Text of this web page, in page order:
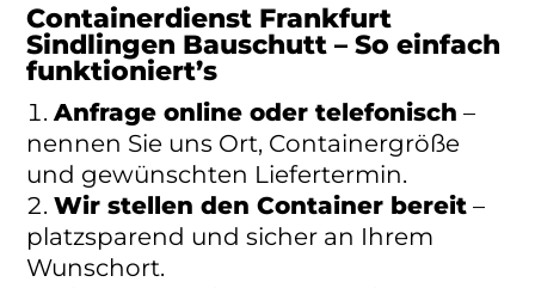
Containerdienst Frankfurt
Sindlingen Bauschutt – So einfach
funktioniert’s
Anfrage online oder telefonisch –
nennen Sie uns Ort, Containergröße
und gewünschten Liefertermin.
Wir stellen den Container bereit –
platzsparend und sicher an Ihrem
Wunschort.